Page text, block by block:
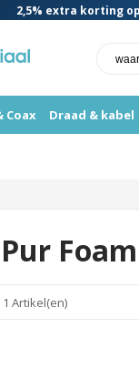
2,5% extra korting
Coax Draad & kabel
Pur
1 Artikel(en)